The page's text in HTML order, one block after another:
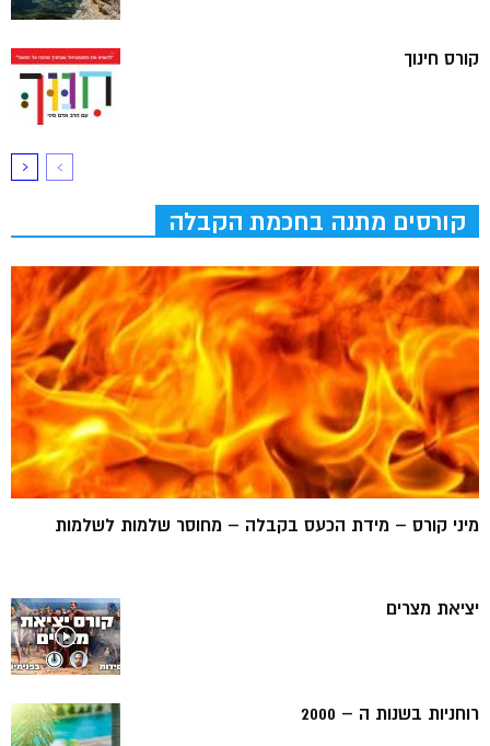
קורס חינוך
קורסים מתנה בחכמת הקבלה
מיני קורס – מידת הכעס בקבלה – מחוסר שלמות לשלמות
יציאת מצרים
רוחניות בשנות ה – 2000